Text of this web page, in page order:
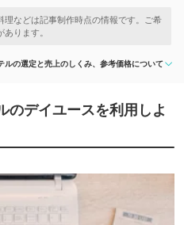
ルの選定と売上のしくみ、参考価格について
のデイユースを利用しよ